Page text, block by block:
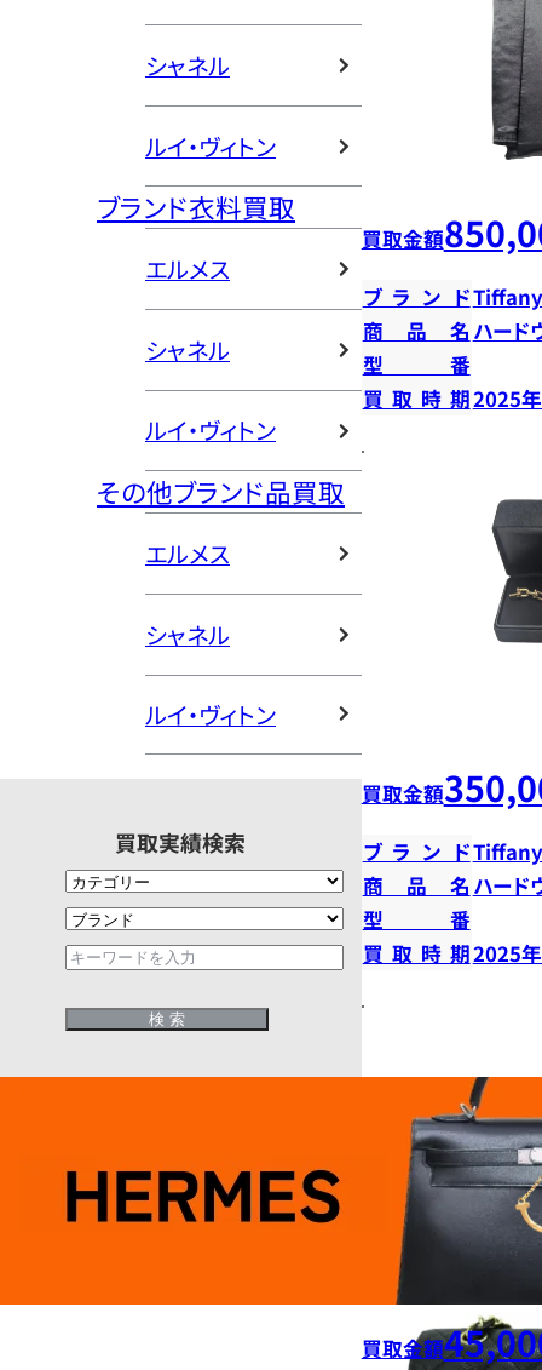
シャネル
ルイ・ヴィトン
ブランド衣料買取
エルメス
シャネル
ルイ・ヴィトン
その他ブランド品買取
エルメス
シャネル
ルイ・ヴィトン
買取実績検索
買取金額
ブランド
商品名 ハード
型番
買取時期2025
買取金額
ブランド
商品名 ハード
型番
買取時期2025
買取金額